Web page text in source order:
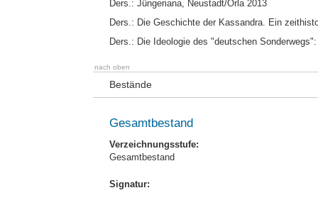
Ders.: Jüngeriana, Neustadt/Orla 2013
Ders.: Die Geschichte der Kassandra. Ein
Ders.: Die Ideologie des "deutschen
nach oben
Bestände
Gesamtbestand
Verzeichnungsstufe:
Gesamtbestand
Signatur: